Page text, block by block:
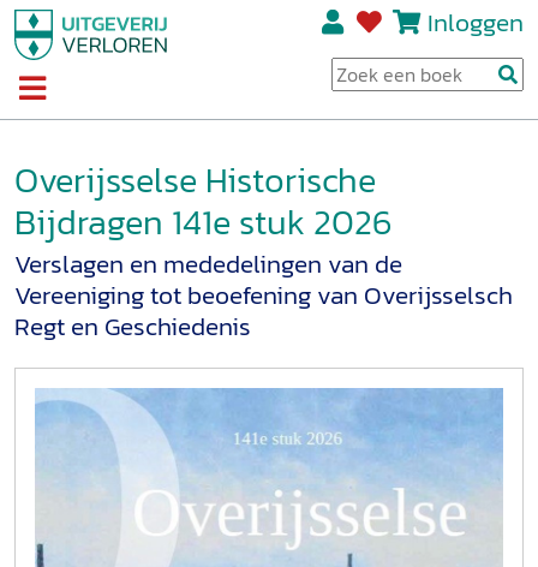
Inloggen
Overijsselse Historische
Bijdragen 141e stuk 2026
Verslagen en mededelingen van de
Vereeniging tot beoefening van Overijsselsch
Regt en Geschiedenis